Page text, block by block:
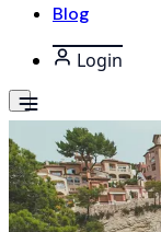
Blog
Login